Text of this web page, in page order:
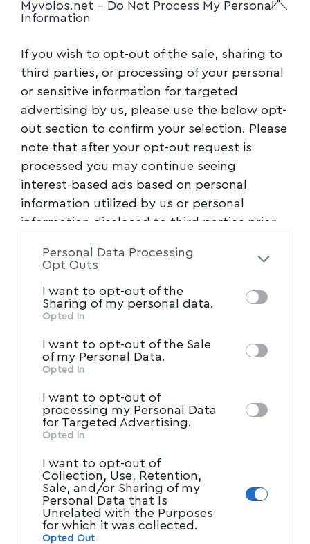
Myvolos.net - Do Not Process My Personal
Information
If you wish to opt-out of the sale, sharing to
third parties, or processing of your personal
or sensitive information for targeted
advertising by us, please use the below opt-
out section to confirm your selection. Please
note that after your opt-out request is
processed you may continue seeing
interest-based ads based on personal
information utilized by us or personal
information disclosed to third parties prior
of the further disclosure of your personal
of downstream participants. This
information may also be disclosed by us to
Participantsthat may further disclose it to
other third parties.
Personal Data Processing
Opt Outs
I want to opt-out of the
Sharing of my personal data.
Opted In
I want to opt-out of the Sale
of my Personal Data.
Opted In
I want to opt-out of
processing my Personal Data
for Targeted Advertising.
Opted In
I want to opt-out of
Collection, Use, Retention,
Sale, and/or Sharing of my
Personal Data that Is
Unrelated with the Purposes
for which it was collected.
Opted Out
• Ατομική επιχείρηση με έδρα στην Πάτρα και
εμπόριο καλλυντικών και αρωμάτων μέσω
διαδικτύου, κατά τα έτη 2016-2019, δεν
εξέδωσε φορολογικά στοιχεία, καθαρής αξίας
150.000 ευρώ.
• Ετερόρρυθμη εταιρεία με έδρα στα Ιωάννινα
και αντικείμενο δραστηριότητας το λιανικό
εμπόριο μέσω διαδικτύου ειδών διατροφής,
κατά το έτος 2018, δεν εξέδωσε φορολογικά
στοιχεία, καθαρής αξίας 140.000 ευρώ.
• Ετερόρρυθμη εταιρεία εκμετάλλευσης χώρου
στάθμευσης στην ευρύτερη περιοχή του
αεροδρομίου Ελευθέριος Βενιζέλος
και 2020 εξέδωσε ανακριβώς 30.540 αποδείξεις
παροχής υπηρεσιών, καθαρής αξίας 375.000
ευρώ.
• Ατομική επιχείρηση στη Θεσσαλονίκη με
ενδυμάτων μέσω διαδικτύου,
πραγματοποίησε κατά τα έτη 2019 έως 2021
πωλήσεις χωρίς την έκδοση φορολογικών
στοιχείων, συνολικής καθαρής αξίας 570.000